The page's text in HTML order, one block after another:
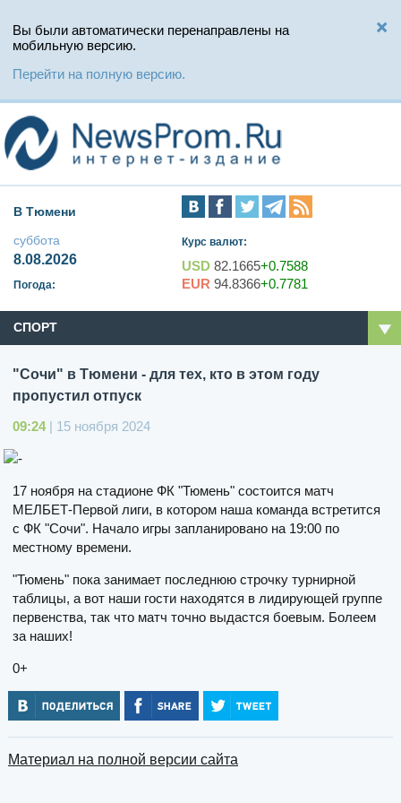
Вы были автоматически перенаправлены на
мобильную версию.
Перейти на полную версию.
В Тюмени
суббота
8.08.2026
Погода:
Курс валют:
USD 82.1665+0.7588
EUR 94.8366+0.7781
СПОРТ
"Сочи" в Тюмени - для тех, кто в этом году
пропустил отпуск
09:24| 15 ноября 2024
17 ноября на стадионе ФК "Тюмень" состоится матч
МЕЛБЕТ-Первой лиги, в котором наша команда встретится
с ФК "Сочи". Начало игры запланировано на 19:00 по
местному времени.
"Тюмень" пока занимает последнюю строчку турнирной
таблицы, а вот наши гости находятся в лидирующей группе
первенства, так что матч точно выдастся боевым. Болеем
за наших!
0+
Материал на полной версии сайта